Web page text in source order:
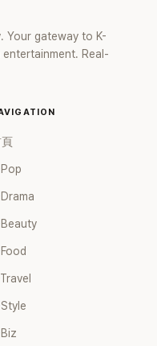
Your gateway to K-
entertainment. Real-
Pop
Drama
Beauty
Style
Biz